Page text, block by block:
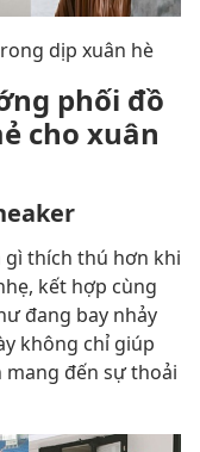
dịp xuân hè
phối đồ
cho xuân
thích thú hơn khi
kết hợp cùng
đang bay nhảy
không chỉ giúp
đến sự thoải